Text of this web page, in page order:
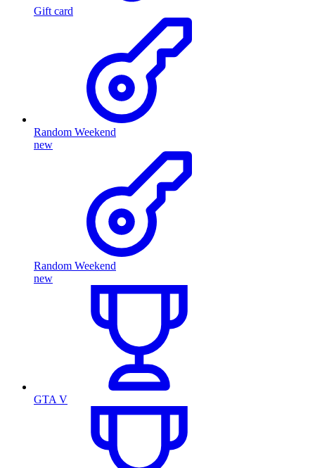
Gift card
Random Weekend
new
Random Weekend
new
GTA V